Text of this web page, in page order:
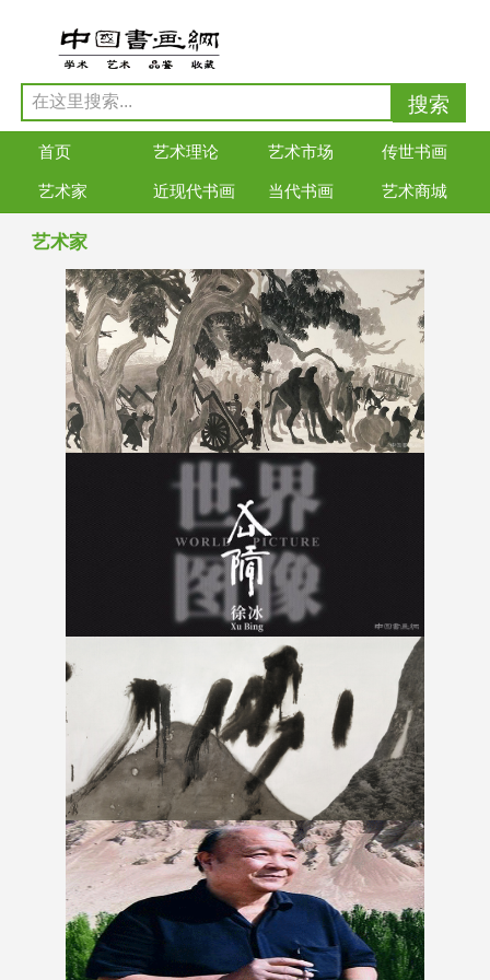
首页 艺术理论 艺术市场 传世书画
艺术家 近现代书画 当代书画 艺术商城
艺术家